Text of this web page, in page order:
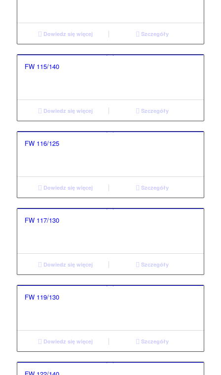
Dowiedz się więcej Szczegóły
FW 115/140
Dowiedz się więcej Szczegóły
FW 116/125
Dowiedz się więcej Szczegóły
FW 117/130
Dowiedz się więcej Szczegóły
FW 119/130
Dowiedz się więcej Szczegóły